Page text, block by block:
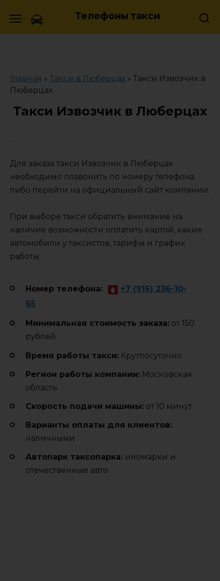
Телефоны такси
Главная » Такси в Люберцах » Такси Извозчик в
Люберцах
Такси Извозчик в Люберцах
Для заказа такси Извозчик в Люберцах
необходимо позвонить по номеру телефона
либо перейти на официальный сайт компании.
При выборе такси обратить внимание на
наличие возможности оплатить картой, какие
автомобили у таксистов, тарифы и график
работы.
Номер телефона:
+7 (916) 236-10-
65
Минимальная стоимость заказа: от 150
рублей
Время работы такси: Круглосуточно
Регион работы компании: Московская
область
Cкорость подачи машины: от 10 минут
Варианты оплаты для клиентов:
наличными
Автопарк таксопарка: иномарки и
отечественные авто